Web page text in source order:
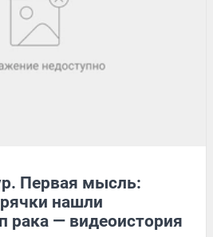
Первая мысль:
нашли
рака — видеоистория